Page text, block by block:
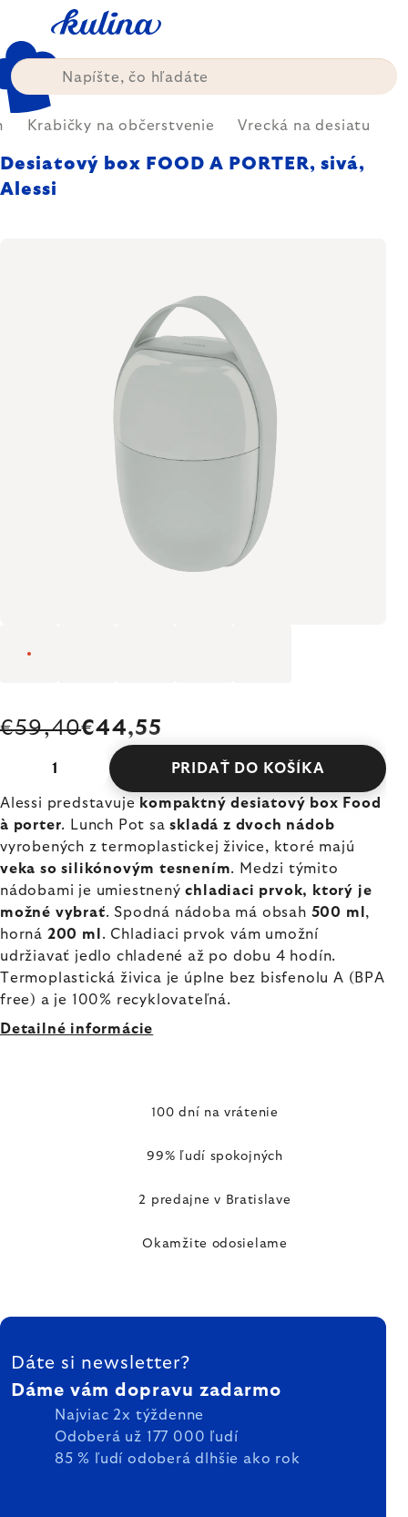
obsah
Krabičky na občerstvenie Vrecká na desiatu
Desiatový box FOOD A PORTER, sivá,
Alessi
€59,40€44,55
PRIDAŤ DO KOŠÍKA
Alessi predstavuje kompaktný desiatový box Food
à porter. Lunch Pot saskladá z dvoch nádob
vyrobených z termoplastickej živice, ktoré majú
veka so silikónovým tesnením. Medzi týmito
nádobami je umiestnenýchladiaci prvok, ktorý je
možné vybrať. Spodná nádoba má obsah 500 ml ,
horná 200 ml . Chladiaci prvok vám umožní
udržiavať jedlo chladené až po dobu 4 hodín.
Termoplastická živica je úplne bez bisfenolu A (BPA
free) a je 100% recyklovateľná.
Detailné informácie
100 dní na vrátenie
99% ľudí spokojných
2 predajne v Bratislave
Okamžite odosielame
ZÁPÄTIE
Dáte si newsletter?
Dáme vám dopravu zadarmo
Najviac 2x týždenne
Odoberá už 177 000 ľudí
85 % ľudí odoberá dlhšie ako rok